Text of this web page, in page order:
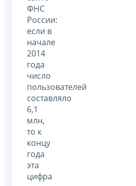
ФНС
России:
если в
начале
2014
года
число
пользователей
составляло
6,1
млн,
то к
концу
года
эта
цифра